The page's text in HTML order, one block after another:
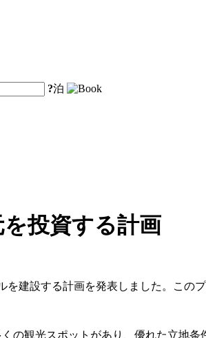
?泊
投資する計画
建設する計画を発表しました。この
観光スポットがあり、優れた立地